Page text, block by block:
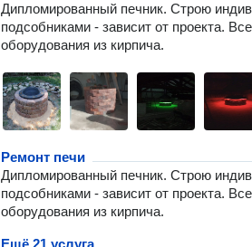
Дипломированный печник. Строю
подсобниками - зависит от проекта.
оборудования из кирпича.
Ремонт печи
Дипломированный печник. Строю
подсобниками - зависит от проекта.
оборудования из кирпича.
Ещё 21 услуга